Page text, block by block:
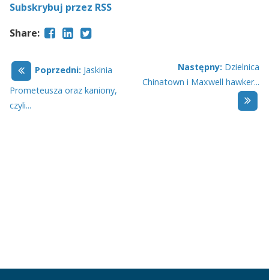
Subskrybuj przez RSS
Share:
Poprzedni: Jaskinia
Prometeusza oraz kaniony,
czyli...
Następny: Dzielnica
Chinatown i Maxwell hawker...